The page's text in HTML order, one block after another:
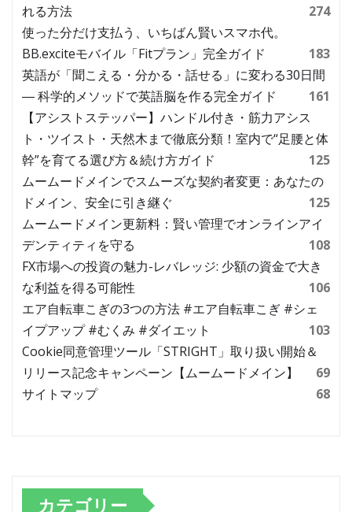
れる方法
274
使った分だけ支払う、いちばん賢いスマホ代。
BB.exciteモバイル「Fitプラン」完全ガイド
183
英語が「聞こえる・分かる・話せる」に変わる30日間
― 科学的メソッドで英語脳を作る完全ガイド
161
【アシストステッパー】ハンドル付き・筋力アシス
ト・ツイスト・天然木まで徹底分類！室内で“足腰と体
幹”を育てる選び方＆続け方ガイド
125
ムームードメインでスムーズな契約者変更：あなたの
ドメイン、安全に引き継ぐ
125
ムームードメイン更新料：賢い管理でオンラインアイ
デンティティを守る
108
FX市場への投資の魅力-レバレッジ: 少額の資金で大き
な利益を得る可能性
106
エア自転車こぎの3つの方法 #エア自転車こぎ #シェ
イプアップ #むくみ #ダイエット
103
Cookie同意管理ツール「STRIGHT」取り扱い開始＆
リリース記念キャンペーン【ムームードメイン】
69
サイトマップ
68
カテゴリー